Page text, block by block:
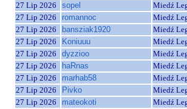
27 Lip 2026
sopel
Miedź
27 Lip 2026
romannoc
Miedź
27 Lip 2026
bansziak1920
Miedź
27 Lip 2026
Koniuuu
Miedź
27 Lip 2026
dyzzioo
Miedź
27 Lip 2026
haRnas
Miedź
27 Lip 2026
marhab58
Miedź
27 Lip 2026
Pivko
Miedź
27 Lip 2026
mateokoti
Miedź